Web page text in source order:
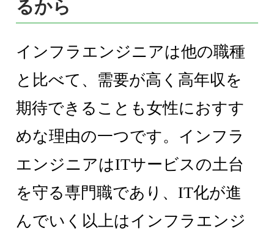
るから
インフラエンジニアは他の職種
と比べて、需要が高く高年収を
期待できることも女性におすす
めな理由の一つです。インフラ
エンジニアはITサービスの土台
を守る専門職であり、IT化が進
んでいく以上はインフラエンジ